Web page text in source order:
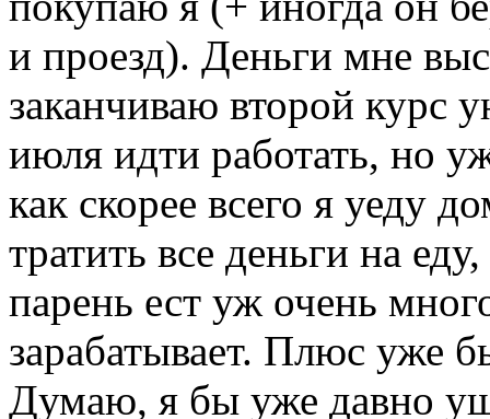
и проезд). Деньги мне
заканчиваю второй курс
июля идти работать, но
как скорее всего я уеду
тратить все деньги на
парень ест уж очень
зарабатывает. Плюс уже
Думаю, я бы уже давно